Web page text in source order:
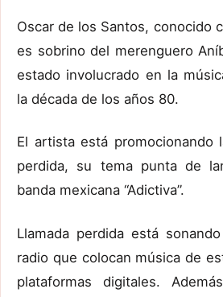
Oscar de los Santos, conocido
es sobrino del merenguero
estado involucrado en la
la década de los años 80.
El artista está promocionando
perdida, su tema punta de
banda mexicana “Adictiva”.
Llamada perdida está
radio que colocan música de
plataformas digitales.